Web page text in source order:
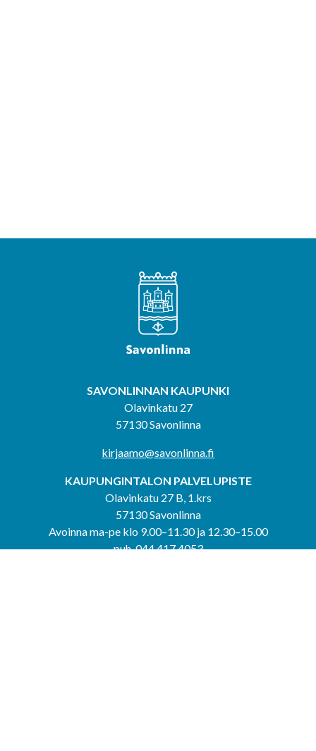
SAVONLINNAN KAUPUNKI
Olavinkatu 27
57130 Savonlinna
kirjaamo@savonlinna.fi
KAUPUNGINTALON PALVELUPISTE
Olavinkatu 27 B, 1.krs
57130 Savonlinna
Avoinna ma-pe klo 9.00–11.30 ja 12.30–15.00
puh. 044 417 4053